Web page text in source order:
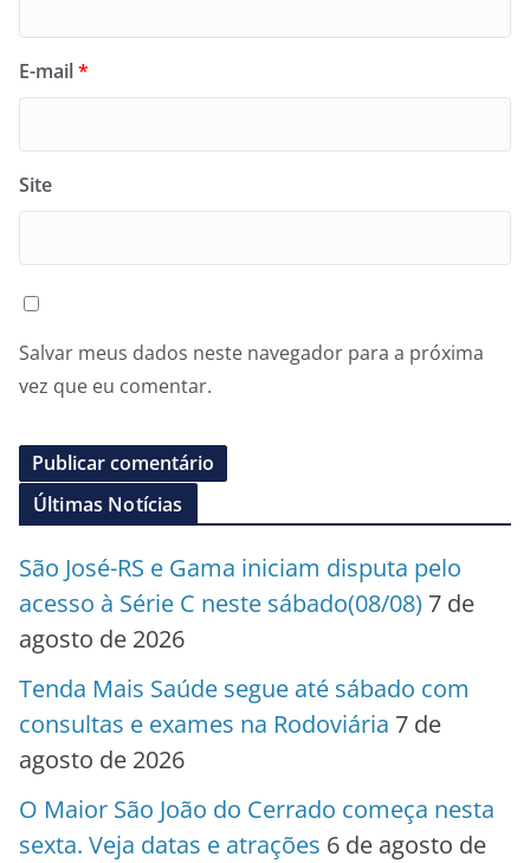
E-mail*
Site
Salvar meus dados neste navegador para a próxima
vez que eu comentar.
Últimas Notícias
São José-RS e Gama iniciam disputa pelo
acesso à Série C neste sábado(08/08) 7 de
agosto de 2026
Tenda Mais Saúde segue até sábado com
consultas e exames na Rodoviária 7 de
agosto de 2026
O Maior São João do Cerrado começa nesta
sexta. Veja datas e atrações 6 de agosto de